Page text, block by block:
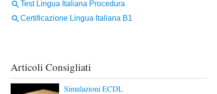
Articoli Consigliati
Simulazioni ECDL